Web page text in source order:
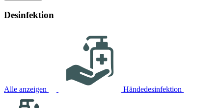
Desinfektion
Alle anzeigen Händedesinfektion